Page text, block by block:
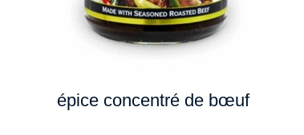
épice concentré de bœuf